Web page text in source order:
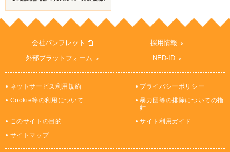
会社パンフレット
採用情報
外部プラットフォーム
NED-ID
ネットサービス利用規約
プライバシーポリシー
Cookie等の利用について
暴力団等の排除についての指
針
このサイトの目的
サイト利用ガイド
サイトマップ